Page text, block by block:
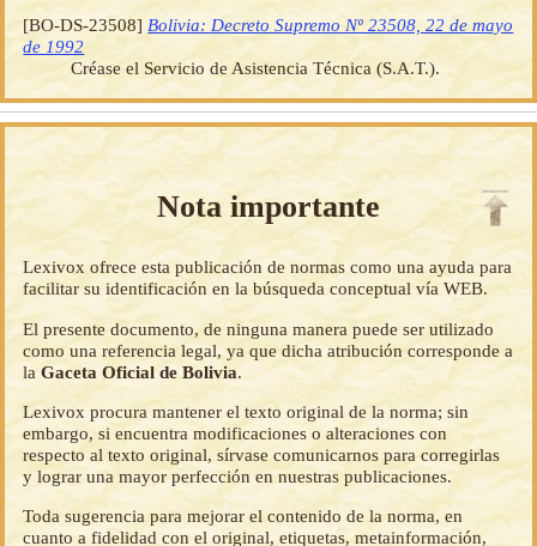
[BO-DS-23508] Bolivia: Decreto Supremo Nº 23508, 22 de mayo
de 1992
Créase el Servicio de Asistencia Técnica (S.A.T.).
Nota importante
Lexivox ofrece esta publicación de normas como una ayuda para
facilitar su identificación en la búsqueda conceptual vía WEB.
El presente documento, de ninguna manera puede ser utilizado
como una referencia legal, ya que dicha atribución corresponde a
laGaceta Oficial de Bolivia.
Lexivox procura mantener el texto original de la norma; sin
embargo, si encuentra modificaciones o alteraciones con
respecto al texto original, sírvase comunicarnos para corregirlas
y lograr una mayor perfección en nuestras publicaciones.
Toda sugerencia para mejorar el contenido de la norma, en
cuanto a fidelidad con el original, etiquetas, metainformación,